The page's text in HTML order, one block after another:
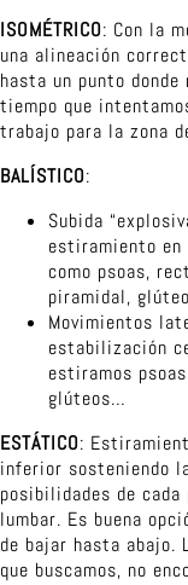
ISOMÉTRICO: Con la
una alineación
hasta un punto
tiempo que
trabajo para la zona
BALÍSTICO:
Subida
estiramiento en
como psoas,
piramidal,
Movimientos
estabilización
estiramos
glúteos…
ESTÁTICO:
inferior sosteniendo
posibilidades de
lumbar. Es buena
de bajar hasta
que buscamos, no